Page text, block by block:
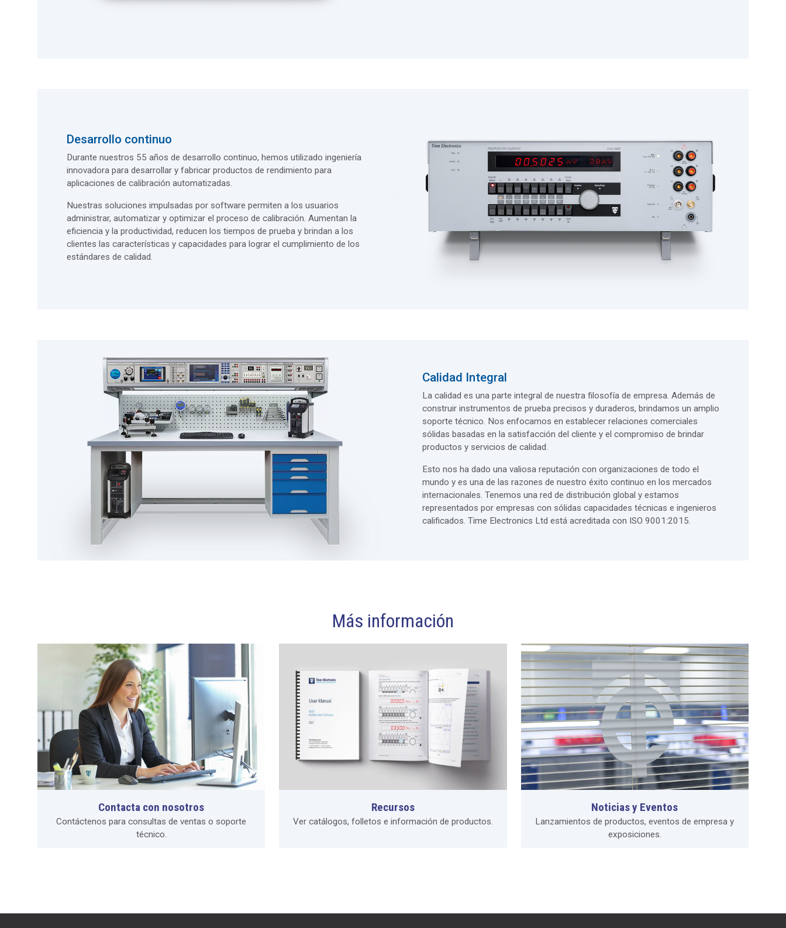
Desarrollo continuo
Durante nuestros 55 años de desarrollo continuo, hemos utilizado ingeniería
innovadora para desarrollar y fabricar productos de rendimiento para
aplicaciones de calibración automatizadas.
Nuestras soluciones impulsadas por software permiten a los usuarios
administrar, automatizar y optimizar el proceso de calibración. Aumentan la
eficiencia y la productividad, reducen los tiempos de prueba y brindan a los
clientes las características y capacidades para lograr el cumplimiento de los
estándares de calidad.
Calidad Integral
La calidad es una parte integral de nuestra filosofía de empresa. Además de
construir instrumentos de prueba precisos y duraderos, brindamos un amplio
soporte técnico. Nos enfocamos en establecer relaciones comerciales
sólidas basadas en la satisfacción del cliente y el compromiso de brindar
productos y servicios de calidad.
Esto nos ha dado una valiosa reputación con organizaciones de todo el
mundo y es una de las razones de nuestro éxito continuo en los mercados
internacionales. Tenemos una red de distribución global y estamos
representados por empresas con sólidas capacidades técnicas e ingenieros
calificados. Time Electronics Ltd está acreditada con ISO 9001:2015.
Más información
Contacta con nosotros
Contáctenos para consultas de ventas o soporte
técnico.
Recursos
Ver catálogos, folletos e información de productos.
Noticias y Eventos
Lanzamientos de productos, eventos de empresa y
exposiciones.